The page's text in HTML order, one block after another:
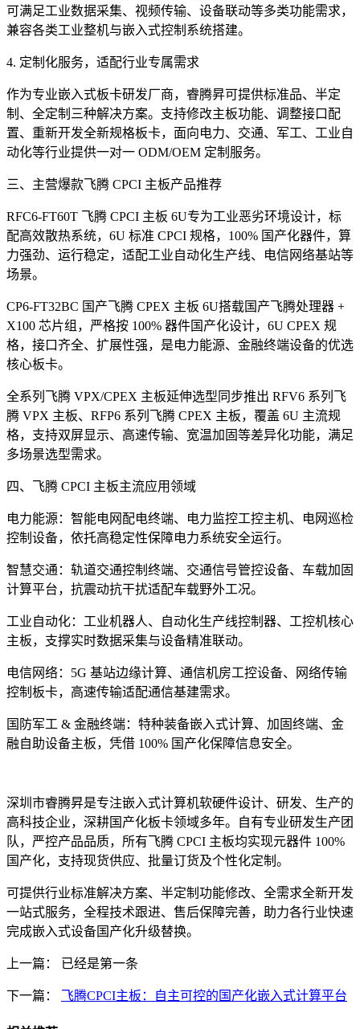
可满足工业数据采集、视频传输、设备联动等多类功能需求，
兼容各类工业整机与嵌入式控制系统搭建。
4. 定制化服务，适配行业专属需求
作为专业嵌入式板卡研发厂商，睿腾昇可提供标准品、半定
制、全定制三种解决方案。支持修改主板功能、调整接口配
置、重新开发全新规格板卡，面向电力、交通、军工、工业自
动化等行业提供一对一 ODM/OEM 定制服务。
三、主营爆款飞腾 CPCI 主板产品推荐
RFC6-FT60T 飞腾 CPCI 主板 6U专为工业恶劣环境设计，标
配高效散热系统，6U 标准 CPCI 规格，100% 国产化器件，算
力强劲、运行稳定，适配工业自动化生产线、电信网络基站等
场景。
CP6-FT32BC 国产飞腾 CPEX 主板 6U搭载国产飞腾处理器 +
X100 芯片组，严格按 100% 器件国产化设计，6U CPEX 规
格，接口齐全、扩展性强，是电力能源、金融终端设备的优选
核心板卡。
全系列飞腾 VPX/CPEX 主板延伸选型同步推出 RFV6 系列飞
腾 VPX 主板、RFP6 系列飞腾 CPEX 主板，覆盖 6U 主流规
格，支持双屏显示、高速传输、宽温加固等差异化功能，满足
多场景选型需求。
四、飞腾 CPCI 主板主流应用领域
电力能源：智能电网配电终端、电力监控工控主机、电网巡检
控制设备，依托高稳定性保障电力系统安全运行。
智慧交通：轨道交通控制终端、交通信号管控设备、车载加固
计算平台，抗震动抗干扰适配车载野外工况。
工业自动化：工业机器人、自动化生产线控制器、工控机核心
主板，支撑实时数据采集与设备精准联动。
电信网络：5G 基站边缘计算、通信机房工控设备、网络传输
控制板卡，高速传输适配通信基建需求。
国防军工 & 金融终端：特种装备嵌入式计算、加固终端、金
融自助设备主板，凭借 100% 国产化保障信息安全。
深圳市睿腾昇是专注嵌入式计算机软硬件设计、研发、生产的
高科技企业，深耕国产化板卡领域多年。自有专业研发生产团
队，严控产品品质，所有飞腾 CPCI 主板均实现元器件 100%
国产化，支持现货供应、批量订货及个性化定制。
可提供行业标准解决方案、半定制功能修改、全需求全新开发
一站式服务，全程技术跟进、售后保障完善，助力各行业快速
完成嵌入式设备国产化升级替换。
上一篇： 已经是第一条
下一篇： 飞腾CPCI主板：自主可控的国产化嵌入式计算平台